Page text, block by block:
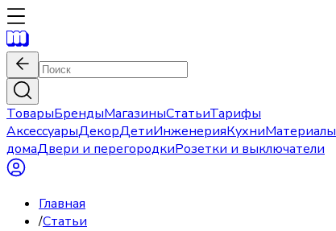
ТоварыБрендыМагазиныСтатьиТарифы
АксессуарыДекорДетиИнженерияКухниМатериалы
домаДвери и перегородкиРозетки и выключатели
Главная
/Статьи